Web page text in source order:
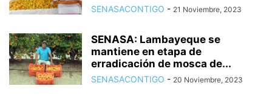
SENASACONTIGO - 21 Noviembre, 2023
SENASA: Lambayeque se
mantiene en etapa de
erradicación de mosca de...
SENASACONTIGO - 20 Noviembre, 2023